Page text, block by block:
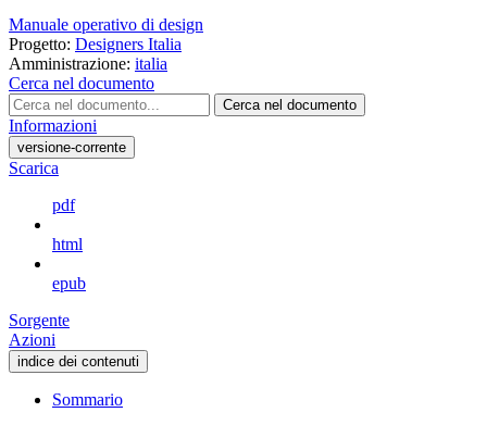
Manuale operativo di design
Progetto: Designers Italia
Amministrazione: italia
Cerca nel documento
Cerca nel documento
Informazioni
versione-corrente
Scarica
pdf
html
epub
Sorgente
Azioni
indice dei contenuti
Sommario